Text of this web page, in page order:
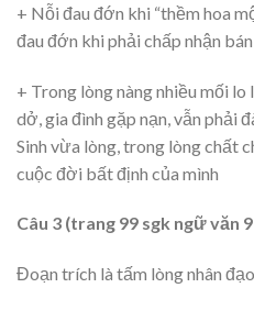
+ Nỗi đau đớn khi “thềm hoa
đau đớn khi phải chấp nhận
+ Trong lòng nàng nhiều mối lo
dở, gia đình gặp nạn, vẫn phải
Sinh vừa lòng, trong lòng chất
cuộc đời bất định của mình
Câu 3 (trang 99 sgk ngữ văn
Đoạn trích là tấm lòng nhân